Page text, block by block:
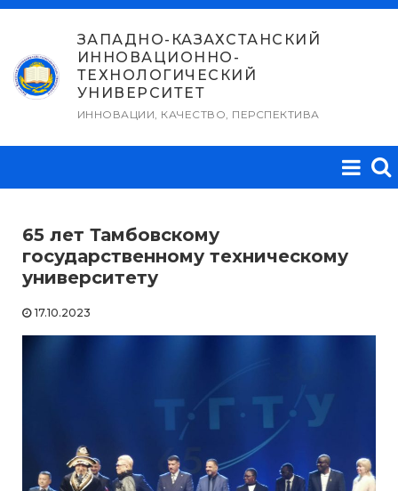
Перейти
содержимому
ЗАПАДНО-КАЗАХСТАНСКИЙ
ИННОВАЦИОННО-
ТЕХНОЛОГИЧЕСКИЙ
УНИВЕРСИТЕТ
ИННОВАЦИИ, КАЧЕСТВО, ПЕРСПЕКТИВА
65 лет Тамбовскому
государственному техническому
университету
17.10.2023